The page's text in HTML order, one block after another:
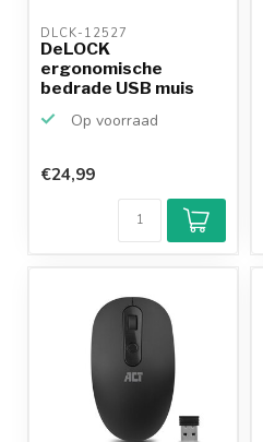
DLCK-12527
DeLOCK
ergonomische
bedrade USB muis
1200...Op voorraad
€24,99